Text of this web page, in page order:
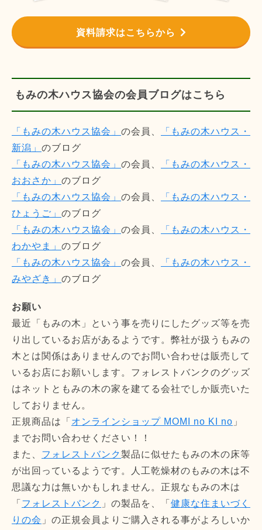
資料請求はこちらから
もみの木ハウス協会の会員ブログはこちら
「もみの木ハウス協会」 の会員、
「もみの木ハウス・
新潟」 のブログ
「もみの木ハウス協会」 の会員、
「もみの木ハウス・
おおさか」 のブログ
「もみの木ハウス協会」 の会員、
「もみの木ハウス・
ひょうご」 のブログ
「もみの木ハウス協会」 の会員、
「もみの木ハウス・
わかやま」 のブログ
「もみの木ハウス協会」 の会員、
「もみの木ハウス・
みやざき」 のブログ
お願い
最近「もみの木」という事を売りにしたグッズ等を売
り出しているお店があるようです。弊社が扱うもみの
木とは関係はありませんのでお問い合わせは販売して
いるお店にお願いします。フォレストバンクのグッズ
はネットともみの木の家を建てる会社でしか販売いた
しておりません。
正規商品は「 オンラインショップ MOMI no KI no 」
までお問い合わせください！！
また、 フォレストバンク製品に似せたもみの木の床等
が出回っているようです。人工乾燥材のもみの木は不
思議な力は無いかもしれません。正規なもみの木は
「 フォレストバンク 」の製品を、「 健康な住まいづく
りの会 」の正規会員よりご購入される事がよろしいか